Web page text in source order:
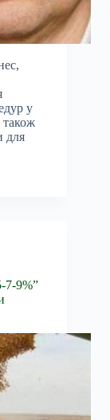
у
також
для
7-9%”